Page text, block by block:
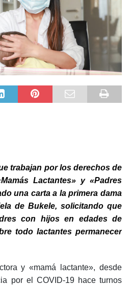
trabajan por los derechos de
Lactantes» y «Padres
una carta a la primera dama
de Bukele, solicitando que
con hijos en edades de
todo lactantes permanecer
y «mamá lactante», desde
por el COVID-19 hace turnos